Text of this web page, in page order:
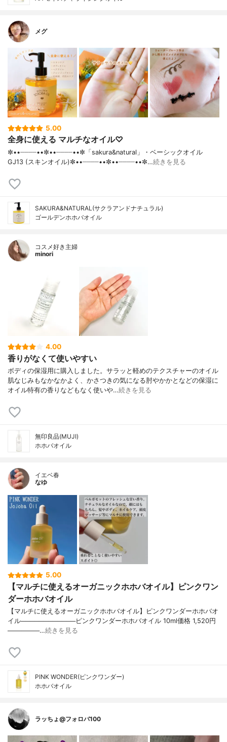
メグ
5.00
全身に使える マルチなオイル♡
✼••┈┈┈┈••✼••┈┈┈┈••✼「sakura&natural」・ベーシックオイル
GJ13 (スキンオイル)✼••┈┈┈┈••✼••┈┈┈┈••✼…続きを見る
SAKURA&NATURAL(サクラアンドナチュラル)
ゴールデンホホバオイル
コスメ好き主婦
minori
4.00
香りがなくて使いやすい
ボディの保湿用に購入しました。サラッと軽めのテクスチャーのオイル
肌なじみもなかなかよく、かさつきの気になる肘やかかとなどの保湿に
オイル特有の香りなどもなく使いや…続きを見る
無印良品(MUJI)
ホホバオイル
イエベ春
なゆ
5.00
【マルチに使えるオーガニックホホバオイル】ピンクワン
ダーホホバオイル
【マルチに使えるオーガニックホホバオイル】ピンクワンダーホホバオ
イル────────────ピンクワンダーホホバオイル 10ml価格 1,520円
───────…続きを見る
PINK WONDER(ピンクワンダー)
ホホバオイル
ラッちょ@フォロバ100